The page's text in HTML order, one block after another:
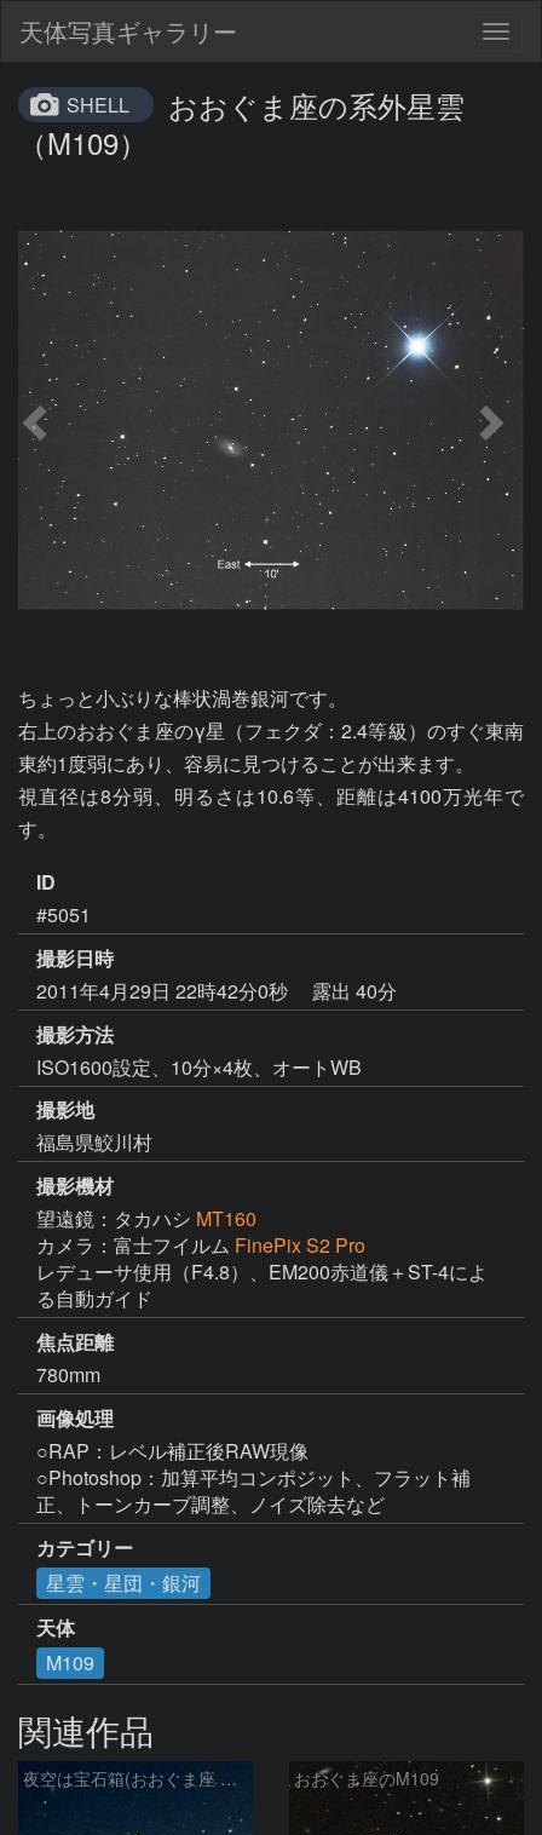
天体写真ギャラリー
SHELL
おおぐま座の系外星雲
（M109）
ちょっと小ぶりな棒状渦巻銀河です。
右上のおおぐま座のγ星（フェクダ：2.4等級）のすぐ東南
東約1度弱にあり、容易に見つけることが出来ます。
視直径は8分弱、明るさは10.6等、距離は4100万光年で
す。
ID
#5051
撮影日時
2011年4月29日 22時42分0秒
露出 40分
撮影方法
ISO1600設定、10分×4枚、オートWB
撮影地
福島県鮫川村
撮影機材
望遠鏡：タカハシ MT160
カメラ：富士フイルム FinePix S2 Pro
レデューサ使用（F4.8）、EM200赤道儀＋ST-4によ
る自動ガイド
焦点距離
780mm
画像処理
○RAP：レベル補正後RAW現像
○Photoshop：加算平均コンポジット、フラット補
正、トーンカーブ調整、ノイズ除去など
カテゴリー
星雲・星団・銀河
天体
M109
関連作品
夜空は宝石箱(おおぐま座 M109) Seestar50 おおぐま座のM109